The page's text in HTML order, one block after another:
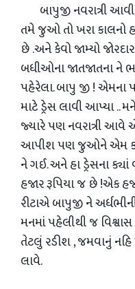
બાપુજી નવરાત્રી આવી
તમે જુઓ તો ખરા કાલનો
છે .અને કેવો જામ્યો
બધીઓના જાતજાતના ને
પહેરેલા. બાપુ જી ! એમના
માટે ડ્રેસ લાવી આપ્યા ..
જ્યારે પણ નવરાત્રી આવે
આપીશ પણ જુઓને એમ
ને ગઈ. અને હા ડ્રેસના ક્યાં
હજાર રૂપિયા જ છે !એક
રીટાએ બાપુજી ને
મનમાં પહેલીથી જ
તેટલું રડીશ , જમવાનું
લાવે.